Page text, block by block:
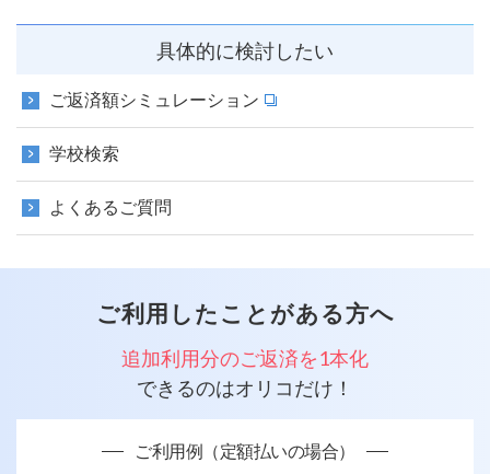
具体的に検討したい
ご返済額シミュレーション
学校検索
よくあるご質問
ご利用したことがある方へ
追加利用分のご返済を1本化
できるのはオリコだけ！
ご利用例（定額払いの場合）